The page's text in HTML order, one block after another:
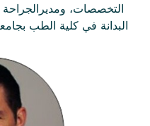
التخصصات، ومديرالجراحة
البدانة في كلية الطب بجامعة